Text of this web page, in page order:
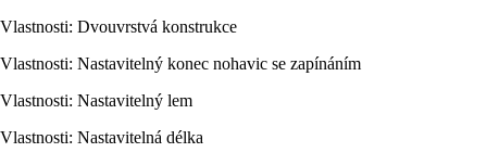
Vlastnosti: Dvouvrstvá konstrukce
Vlastnosti: Nastavitelný konec nohavic se zapínáním
Vlastnosti: Nastavitelný lem
Vlastnosti: Nastavitelná délka